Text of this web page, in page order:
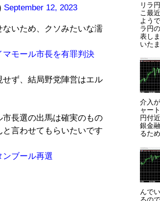
September 12, 2023
いため、クソみたいな濡
モール市長を有罪判決
ず、結局野党陣営はエル
長選の出馬は確実のもの
言わせてもらいたいです
ブール再選
リラ
こ最
よう
ラ円
表し
いた
介入
ャー
円付
銀金
るた
んで
るの